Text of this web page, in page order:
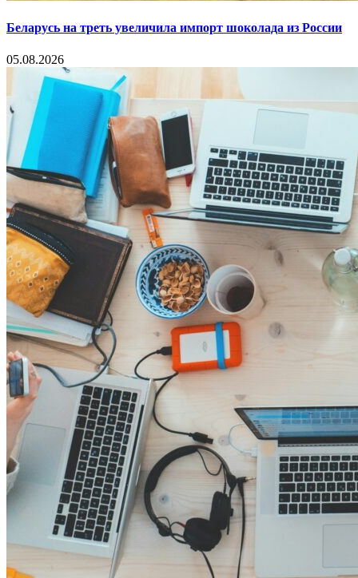
Беларусь на треть увеличила импорт шоколада из России
05.08.2026